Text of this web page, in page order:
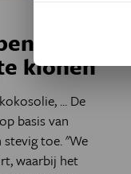
door
klonen
... De
basis van
toe. "We
waarbij het